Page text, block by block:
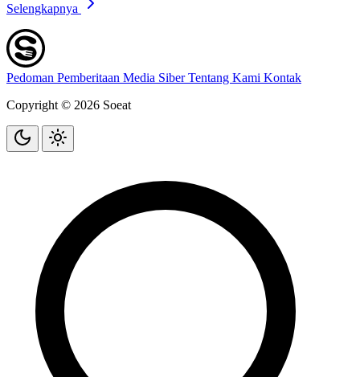
Selengkapnya
Pedoman Pemberitaan Media SiberTentang Kami Kontak
Copyright © 2026 Soeat